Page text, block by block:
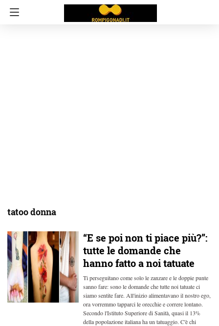
tatoo donna
“E se poi non ti piace più?”:
tutte le domande che
hanno fatto a noi tatuate
Ti perseguitano come solo le zanzare e le doppie punte
sanno fare: sono le domande che tutte noi tatuate ci
siamo sentite fare. All'inizio alimentavano il nostro ego,
ora vorremmo tapparci le orecchie e correre lontano.
Secondo l'Istituto Superiore di Sanità, quasi il 13%
della popolazione italiana ha un tatuaggio. C'è chi